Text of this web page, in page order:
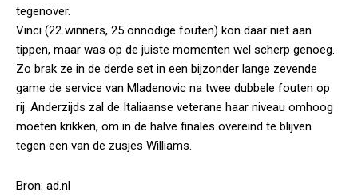
tegenover.
Vinci (22 winners, 25 onnodige fouten) kon daar niet aan
tippen, maar was op de juiste momenten wel scherp genoeg.
Zo brak ze in de derde set in een bijzonder lange zevende
game de service van Mladenovic na twee dubbele fouten op
rij. Anderzijds zal de Italiaanse veterane haar niveau omhoog
moeten krikken, om in de halve finales overeind te blijven
tegen een van de zusjes Williams.
Bron: ad.nl